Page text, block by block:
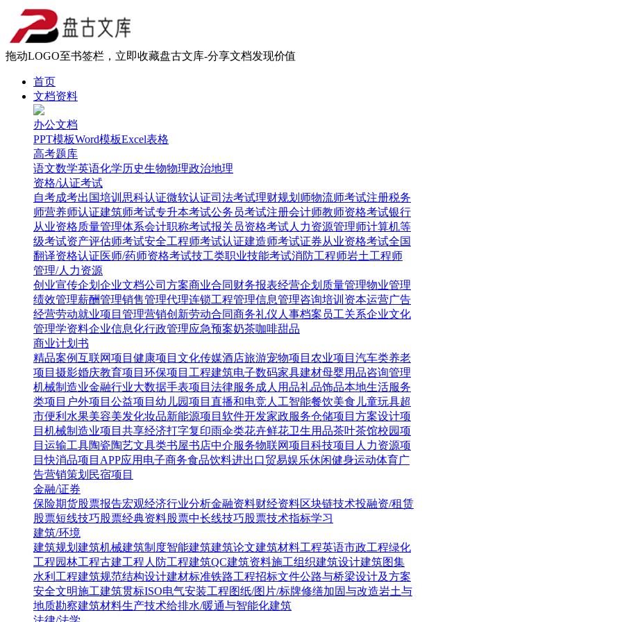
拖动LOGO至书签栏，立即收藏盘古文库-分享文档发现价值
首页
文档资料
办公文档
PPT模板Word模板Excel表格
高考题库
语文数学英语化学历史生物物理政治地理
资格/认证考试
自考成考出国培训 思科认证微软认证司法考试理财规划师物流师考试注册税务
师营养师认证建筑师考试专升本考试公务员考试注册会计师教师资格考试银行
从业资格质量管理体系会计职称考试报关员资格考试人力资源管理师计算机等
级考试资产评估师考试安全工程师考试认证建造师考试证券从业资格考试全国
翻译资格认证医师/药师资格考试技工类职业技能考试消防工程师岩土工程师
管理/人力资源
创业宣传企划 企业文档公司方案商业合同 财务报表经营企划 质量管理物业管理
绩效管理薪酬管理销售管理代理连锁工程管理信息管理咨询培训 资本运营广告
经营劳动就业项目管理营销创新劳动合同商务礼仪 人事档案 员工关系企业文化
管理学资料企业信息化行政管理应急预案奶茶咖啡甜品
商业计划书
精品案例互联网项目 健康项目 文化传媒酒店旅游宠物项目 农业项目 汽车类养老
项目 摄影婚庆教育项目 环保项目 工程建筑电子数码家具建材母婴用品咨询管理
机械制造业金融行业大数据手表项目 法律服务成人用品礼品饰品本地生活服务
类项目 户外项目 公益项目 幼儿园项目 直播和电竞人工智能餐饮美食 儿童玩具超
市便利水果美容美发化妆品新能源项目 软件开发家政服务仓储项目 方案设计项
目 机械制造业项目 共享经济打字复印雨伞类花卉鲜花卫生用品茶叶茶馆校园项
目 运输工具陶瓷陶艺文具类书屋书店中介服务物联网项目 科技项目 人力资源项
目快消品项目 APP应用 电子商务食品饮料进出口贸易娱乐休闲健身运动体育广
告营销策划 民宿项目
金融/证券
保险期货股票报告宏观经济行业分析金融资料财经资料区块链技术投融资/租赁
股票短线技巧股票经典资料股票中长线技巧股票技术指标学习
建筑/环境
建筑规划 建筑机械建筑制度智能建筑建筑论文建筑材料工程英语市政工程绿化
工程园林工程古建工程 人防工程建筑QC建筑资料施工组织建筑设计建筑图集
水利工程建筑规范结构设计建材标准铁路工程招标文件公路与桥梁设计及方案
安全文明施工建筑贯标ISO电气安装工程图纸/图片/标牌修缮加固与改造岩土与
地质勘察建筑材料生产技术给排水/暖通与智能化建筑